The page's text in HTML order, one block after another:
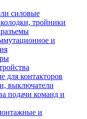
силовые
тройники
и
для контакторов
выключатели
подачи команд и
и